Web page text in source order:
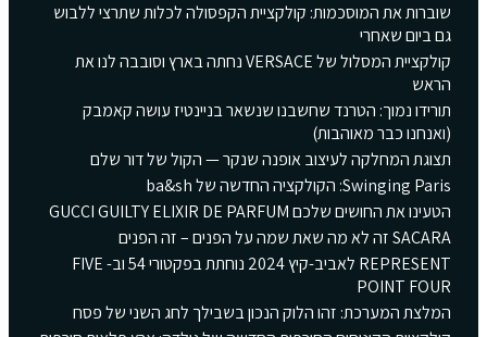
שוברות את המוסכמות: קולקציית הקפסולה לכלות שתרצי ללבוש
גם ביום שאחרי
קולקציית המסלול של VERSACE נחתה בארץ וסובבה לנו את
הראש
תורידו נמוך: הטרנד שחשבנו שנשאר בניינטיז עושה קאמבק
(ואנחנו כבר מאוהבות)
תצוגת המחלקה לעיצוב אופנה שנקר — הקול של דור שלם
Swinging Paris: הקולקציה החדשה של ba&sh
הטעינו את החושים שלכם GUCCI GUILTY ELIXIR DE PARFUM
SACARA זה לא מה שאת שמה על הפנים – זה הפנים
REPRESENT לאביב-קיץ 2024 נוחתת בפקטורי 54 וב- FIVE
POINT FOUR
המלצת המערכת: זהו הלוק הנכון בשבילך לחג השני של פסח